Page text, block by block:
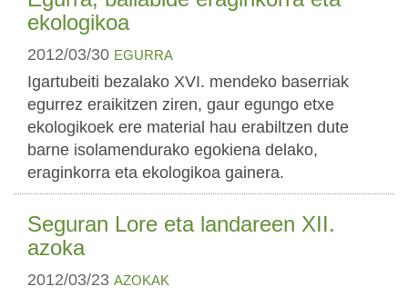
ekologikoa
2012/03/30 EGURRA
Igartubeiti bezalako XVI. mendeko baserriak
egurrez eraikitzen ziren, gaur egungo etxe
ekologikoek ere material hau erabiltzen dute
barne isolamendurako egokiena delako,
eraginkorra eta ekologikoa gainera.
Seguran Lore eta landareen XII.
azoka
2012/03/23 AZOKAK